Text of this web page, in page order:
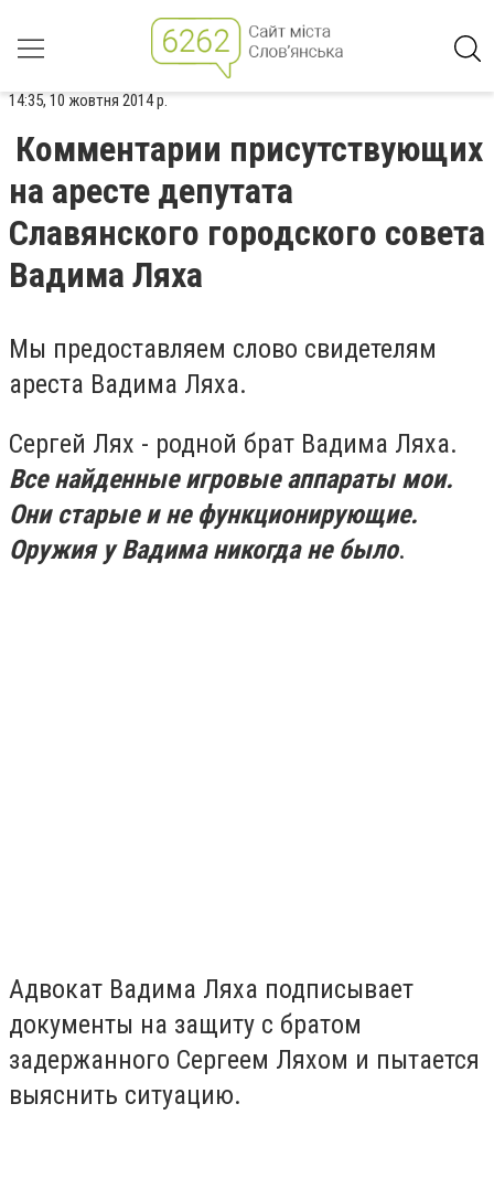
14:35, 10 жовтня 2014 р.
Комментарии присутствующих
на аресте депутата
Славянского городского совета
Вадима Ляха
Мы предоставляем слово свидетелям
ареста Вадима Ляха.
Сергей Лях - родной брат Вадима Ляха.
Все найденные игровые аппараты мои.
Они старые и не функционирующие.
Оружия у Вадима никогда не было.
Адвокат Вадима Ляха подписывает
документы на защиту с братом
задержанного Сергеем Ляхом и пытается
выяснить ситуацию.